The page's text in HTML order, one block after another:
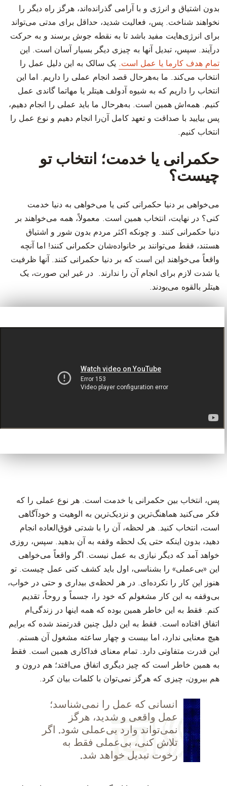
بدون اشتیاق و انرژی و با آرامی گذرانده‌اند، هرگز راه دیگر را
نخواهند شناخت. پس، فعالیت شدید، حداقل برای مدتی می‌تواند
برای انرژی‌هایت مفید باشد تا به نقطه جوش برسند و به حرکت
درآیند. سپس، تبدیل آنها به چیزی دیگر بسیار آسان است. این
تمام هدف کارما یا عمل است. یک سالک به این دلیل عمل را
انتخاب می‌کند. ما به‌هرحال قصد انجام عملی را داریم. اما این
انتخاب را داریم که به شیوه آدولف هیتلر یا مهاتما گاندی عمل
کنیم. همه‌اش همین است. به‌هرحال ما باید عملی را انجام دهیم،
پس بیایید با صداقت و تعهد کامل آن‌را انجام دهیم و نوع عمل را
انتخاب کنیم.
حکمرانی یا خدمت؛ انتخاب تو
چیست؟
می‌خواهی بر دنیا حکمرانی کنی یا می‌خواهی به دنیا خدمت
کنی؟ در نهایت، انتخاب همین است. معمولاً، همه می‌خواهند بر
دنیا حکمرانی کنند. و چونکه اکثر مردم بدون شور و اشتیاق
هستند، فقط می‌توانند بر خانواده‌شان حکمرانی کنند! اما آنچه
واقعاً می‌خواهند این است که بر دنیا حکمرانی کنند. آنها ظرفیت
یا شدت لازم برای انجام آن را ندارند. در غیر این صورت، یک
هیتلر بالقوه می‌بودند.
پس، انتخاب بین حکمرانی یا خدمت است. هر نوع عملی را که
فکر می‌کنید هماهنگ‌ترین و نزدیک‌ترین به الوهیت و خودآگاهی
است، انتخاب کنید. هر لحظه، آن را با شدتی فوق‌العاده انجام
دهید، بدون اینکه حتی یک لحظه وقفه به آن بدهید. سپس، روزی
خواهد آمد که دیگر نیازی به عمل نیست. اگر واقعاً می‌خواهی
این «بی‌عملی» را بشناسی، اول باید کشف کنی عمل چیست. تو
هنوز این کار را نکرده‌ای. در هر لحظه‌ی بیداری و حتی در خواب،
بی‌وقفه به این کار مشغولم که خود را، جسماً و روحاً، تقدیم
کنم. فقط به این خاطر همین بوده که همه اینها در زندگی‌ام
اتفاق افتاده است. فقط به این دلیل چنین قدرتمند شده که برایم
هیچ معنایی ندارد، اما بیست و چهار ساعته مشغول آن هستم.
این قدرت متفاوتی دارد. تمام معنای فداکاری همین است. فقط
به همین خاطر است که چیز دیگری اتفاق می‌افتد؛ هم درون و
هم بیرون، چیزی که هرگز نمی‌توان با کلمات بیان کرد.
انسانی که عمل را نمی‌شناسد؛
عمل واقعی و شدید، هرگز
نمی‌تواند وارد بی‌عملی شود. اگر
تلاش کنی، بی‌عملی فقط به
رخوت تبدیل خواهد شد.